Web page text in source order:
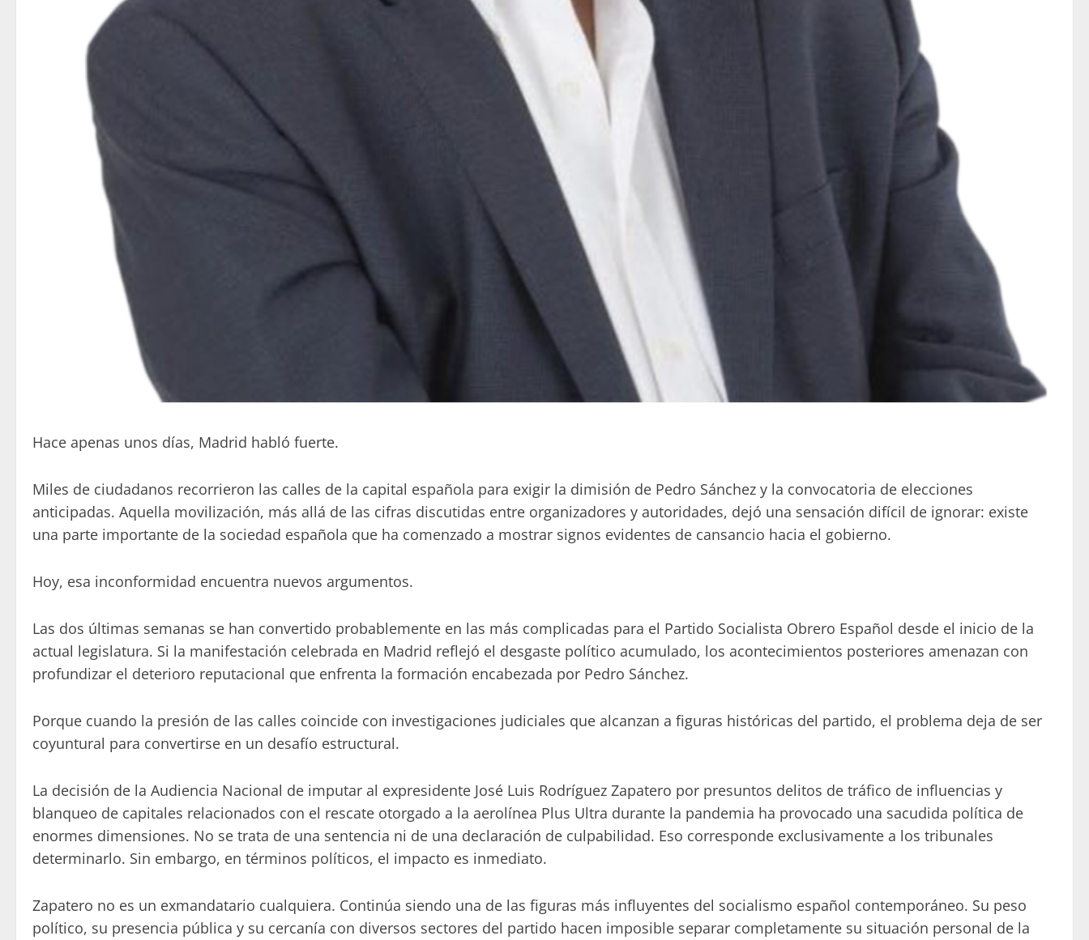
Hace apenas unos días, Madrid habló fuerte.
Miles de ciudadanos recorrieron las calles de la capital española para exigir la dimisión de Pedro Sánchez y la convocatoria de elecciones
anticipadas. Aquella movilización, más allá de las cifras discutidas entre organizadores y autoridades, dejó una sensación difícil de ignorar: existe
una parte importante de la sociedad española que ha comenzado a mostrar signos evidentes de cansancio hacia el gobierno.
Hoy, esa inconformidad encuentra nuevos argumentos.
Las dos últimas semanas se han convertido probablemente en las más complicadas para el Partido Socialista Obrero Español desde el inicio de la
actual legislatura. Si la manifestación celebrada en Madrid reflejó el desgaste político acumulado, los acontecimientos posteriores amenazan con
profundizar el deterioro reputacional que enfrenta la formación encabezada por Pedro Sánchez.
Porque cuando la presión de las calles coincide con investigaciones judiciales que alcanzan a figuras históricas del partido, el problema deja de ser
coyuntural para convertirse en un desafío estructural.
La decisión de la Audiencia Nacional de imputar al expresidente José Luis Rodríguez Zapatero por presuntos delitos de tráfico de influencias y
blanqueo de capitales relacionados con el rescate otorgado a la aerolínea Plus Ultra durante la pandemia ha provocado una sacudida política de
enormes dimensiones. No se trata de una sentencia ni de una declaración de culpabilidad. Eso corresponde exclusivamente a los tribunales
determinarlo. Sin embargo, en términos políticos, el impacto es inmediato.
Zapatero no es un exmandatario cualquiera. Continúa siendo una de las figuras más influyentes del socialismo español contemporáneo. Su peso
político, su presencia pública y su cercanía con diversos sectores del partido hacen imposible separar completamente su situación personal de la